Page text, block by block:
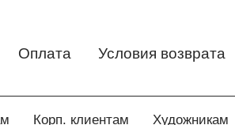
Оплата Условия возврата
Корп. клиентам Художникам